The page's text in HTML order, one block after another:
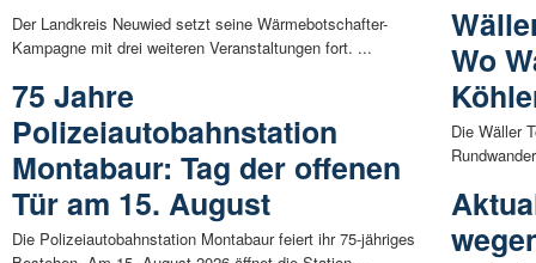
Der Landkreis Neuwied setzt seine Wärmebotschafter-
Kampagne mit drei weiteren Veranstaltungen fort. ...
75 Jahre
Polizeiautobahnstation
Montabaur: Tag der offenen
Tür am 15. August
Die Polizeiautobahnstation Montabaur feiert ihr 75-jähriges
Wo
Die Wäller